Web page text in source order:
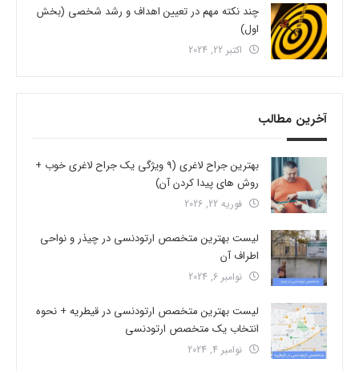
چند نکته مهم در تعیین اهداف و رشد شخصی (بخش
اول)
اکتبر 22, 2024
آخرین مطالب
بهترین جراح لاغری (9 ویژگی یک جراح لاغری خوب +
روش های پیدا کردن آن)
فوریه 22, 2026
لیست بهترین متخصص ارتودنسی در چیذر و نواحی
اطراف آن
نوامبر 6, 2024
لیست بهترین متخصص ارتودنسی در قیطریه + نحوه
انتخاب یک متخصص ارتودنسی
نوامبر 4, 2024